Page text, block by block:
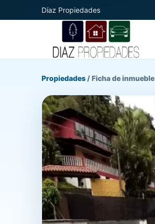
Díaz Propiedades
Propiedades /Ficha de inmueble